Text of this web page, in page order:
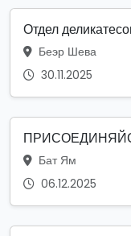
Отдел
Беэр Шева
30.11.2025
Бат Ям
06.12.2025